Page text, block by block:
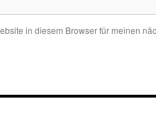
in diesem Browser für meinen